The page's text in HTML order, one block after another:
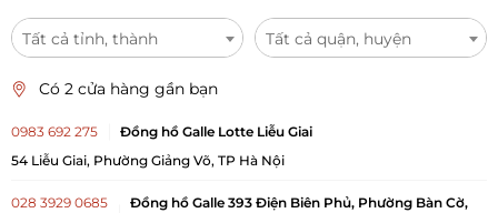
Tất cả tỉnh, thành Tất cả quận, huyện
Có 2 cửa hàng gần bạn
0983 692 275
Đồng hồ Galle Lotte Liễu Giai
54 Liễu Giai, Phường Giảng Võ, TP Hà Nội
028 3929 0685
Đồng hồ Galle 393 Điện Biên Phủ, Phường Bàn Cờ,